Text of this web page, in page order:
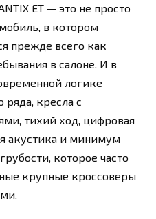
ET — это не просто
в котором
прежде всего как
в салоне. И в
логике
ряда, кресла с
тихий ход, цифровая
акустика и минимум
которое часто
крупные кроссоверы